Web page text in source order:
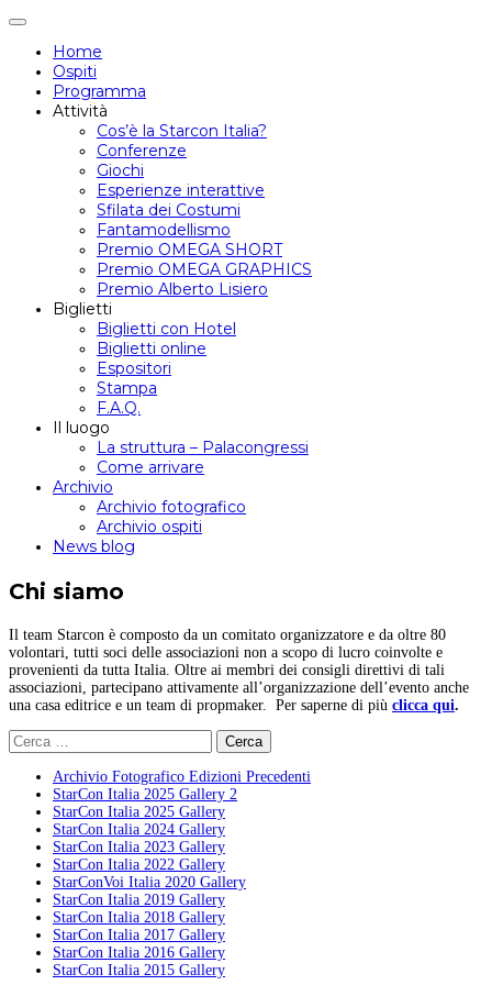
Attiva/disattiva
navigazione
Home
Ospiti
Programma
Attività
Cos’è la Starcon Italia?
Conferenze
Giochi
Esperienze interattive
Sfilata dei Costumi
Fantamodellismo
Premio OMEGA SHORT
Premio OMEGA GRAPHICS
Premio Alberto Lisiero
Biglietti
Biglietti con Hotel
Biglietti online
Espositori
Stampa
F.A.Q.
Il luogo
La struttura – Palacongressi
Come arrivare
Archivio
Archivio fotografico
Archivio ospiti
News blog
Chi siamo
Il team Starcon è composto da un comitato organizzatore e da oltre 80
volontari, tutti soci delle associazioni non a scopo di lucro coinvolte e
provenienti da tutta Italia. Oltre ai membri dei consigli direttivi di tali
associazioni, partecipano attivamente all’organizzazione dell’evento anche
una casa editrice e un team di propmaker. Per saperne di più clicca qui.
Ricerca
per:
Archivio Fotografico Edizioni Precedenti
StarCon Italia 2025 Gallery 2
StarCon Italia 2025 Gallery
StarCon Italia 2024 Gallery
StarCon Italia 2023 Gallery
StarCon Italia 2022 Gallery
StarConVoi Italia 2020 Gallery
StarCon Italia 2019 Gallery
StarCon Italia 2018 Gallery
StarCon Italia 2017 Gallery
StarCon Italia 2016 Gallery
StarCon Italia 2015 Gallery